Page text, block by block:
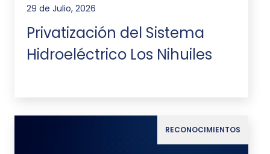
29 de Julio, 2026
Privatización del Sistema
Hidroeléctrico Los Nihuiles
RECONOCIMIENTOS